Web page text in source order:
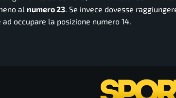
al numero 23. Se invece dovesse
occupare la posizione numero 14.